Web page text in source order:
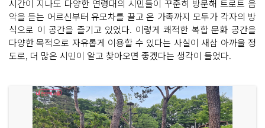
시간이 지나도 다양한 연령대의 시민들이 꾸준히 방문해 트로트 음
악을 듣는 어르신부터 유모차를 끌고 온 가족까지 모두가 각자의 방
식으로 이 공간을 즐기고 있었다. 이렇게 쾌적한 복합 문화 공간을
다양한 목적으로 자유롭게 이용할 수 있다는 사실이 새삼 아까울 정
도로, 더 많은 시민이 알고 찾아오면 좋겠다는 생각이 들었다.